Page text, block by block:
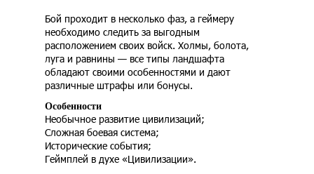
Бой проходит в несколько фаз, а геймеру
необходимо следить за выгодным
расположением своих войск. Холмы, болота,
луга и равнины — все типы ландшафта
обладают своими особенностями и дают
различные штрафы или бонусы.
Особенности
Необычное развитие цивилизаций;
Сложная боевая система;
Исторические события;
Геймплей в духе «Цивилизации».